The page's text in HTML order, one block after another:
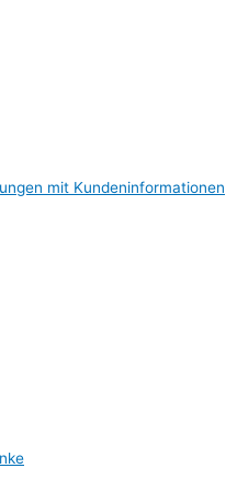
mit Kundeninformationen